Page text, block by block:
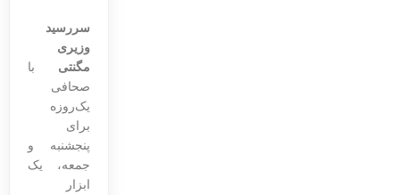
سررسید
وزیری
مگنتی با
صحافی
یک‌روزه
برای
پنجشنبه و
جمعه، یک
ابزار